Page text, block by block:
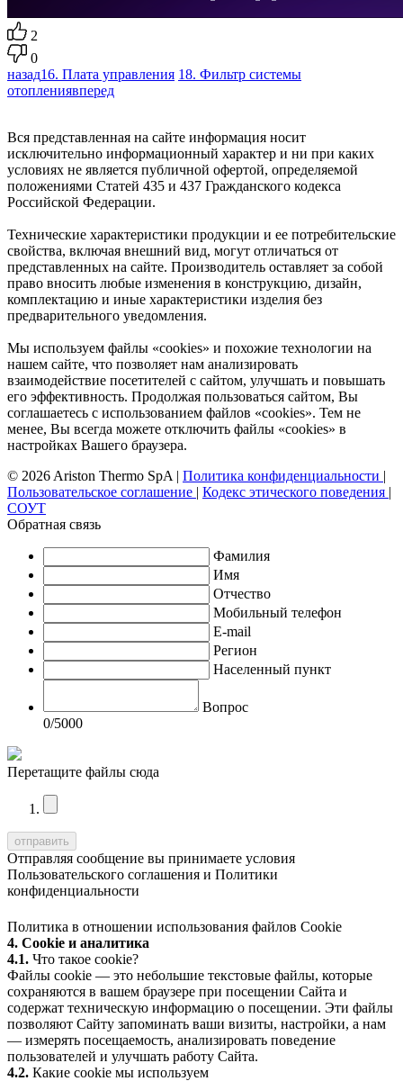
2
0
назад16. Плата управления 18. Фильтр системы
отоплениявперед
Вся представленная на сайте информация носит
исключительно информационный характер и ни при каких
условиях не является публичной офертой, определяемой
положениями Статей 435 и 437 Гражданского кодекса
Российской Федерации.
Технические характеристики продукции и ее потребительские
свойства, включая внешний вид, могут отличаться от
представленных на сайте. Производитель оставляет за собой
право вносить любые изменения в конструкцию, дизайн,
комплектацию и иные характеристики изделия без
предварительного уведомления.
Мы используем файлы «cookies» и похожие технологии на
нашем сайте, что позволяет нам анализировать
взаимодействие посетителей с сайтом, улучшать и повышать
его эффективность. Продолжая пользоваться сайтом, Вы
соглашаетесь с использованием файлов «cookies». Тем не
менее, Вы всегда можете отключить файлы «cookies» в
настройках Вашего браузера.
© 2026 Ariston Thermo SpA | Политика конфиденциальности |
Пользовательское соглашение | Кодекс этического поведения |
СОУТ
Обратная связь
Фамилия
Имя
Отчество
Мобильный телефон
E-mail
Регион
Населенный пункт
Вопрос
0/5000
Перетащите файлы сюда
Отправляя сообщение вы принимаете условия
Пользовательского соглашения и Политики
конфиденциальности
Политика в отношении использования файлов Cookie
4. Cookie и аналитика
4.1. Что такое cookie?
Файлы cookie — это небольшие текстовые файлы, которые
сохраняются в вашем браузере при посещении Сайта и
содержат техническую информацию о посещении. Эти файлы
позволяют Сайту запоминать ваши визиты, настройки, а нам
— измерять посещаемость, анализировать поведение
пользователей и улучшать работу Сайта.
4.2. Какие cookie мы используем